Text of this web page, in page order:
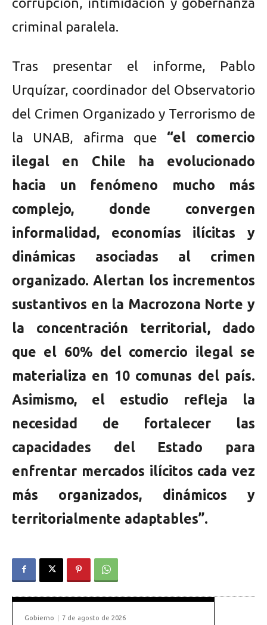
criminal paralela.
Tras presentar el informe, Pablo
Urquízar, coordinador del Observatorio
del Crimen Organizado y Terrorismo de
la UNAB, afirma que “el comercio
ilegal en Chile ha evolucionado
hacia un fenómeno mucho más
complejo, donde convergen
informalidad, economías ilícitas y
dinámicas asociadas al crimen
organizado. Alertan los incrementos
sustantivos en la Macrozona Norte y
la concentración territorial, dado
que el 60% del comercio ilegal se
materializa en 10 comunas del país.
Asimismo, el estudio refleja la
necesidad de fortalecer las
capacidades del Estado para
enfrentar mercados ilícitos cada vez
más organizados, dinámicos y
territorialmente adaptables”.
Gobierno 7 de agosto de 2026